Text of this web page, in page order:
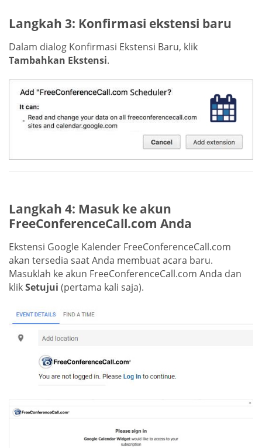
Langkah 3: Konfirmasi ekstensi baru
Dalam dialog Konfirmasi Ekstensi Baru, klik
Tambahkan Ekstensi.
Langkah 4: Masuk ke akun
FreeConferenceCall.com Anda
Ekstensi Google Kalender FreeConferenceCall.com
akan tersedia saat Anda membuat acara baru.
Masuklah ke akun FreeConferenceCall.com Anda dan
klikSetujui (pertama kali saja).